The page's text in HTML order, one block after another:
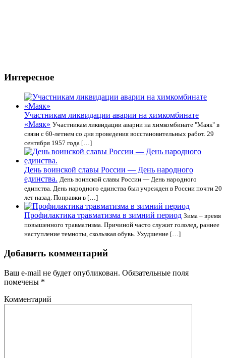
Интересное
Участникам ликвидации аварии на химкомбинате
«Маяк» Участникам ликвидации аварии на химкомбинате "Маяк" в
связи с 60-летием со дня проведения восстановительных работ. 29
сентября 1957 года […]
День воинской славы России — День народного
единства. День воинской славы России — День народного
единства. День народного единства был учрежден в России почти 20
лет назад. Поправки в […]
Профилактика травматизма в зимний период Зима – время
повышенного травматизма. Причиной часто служит гололед, раннее
наступление темноты, скользкая обувь. Ухудшение […]
Добавить комментарий
Ваш e-mail не будет опубликован. Обязательные поля
помечены *
Комментарий